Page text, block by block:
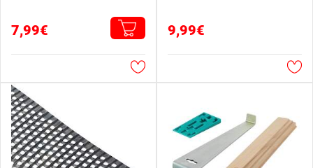
7,99€ 9,99€